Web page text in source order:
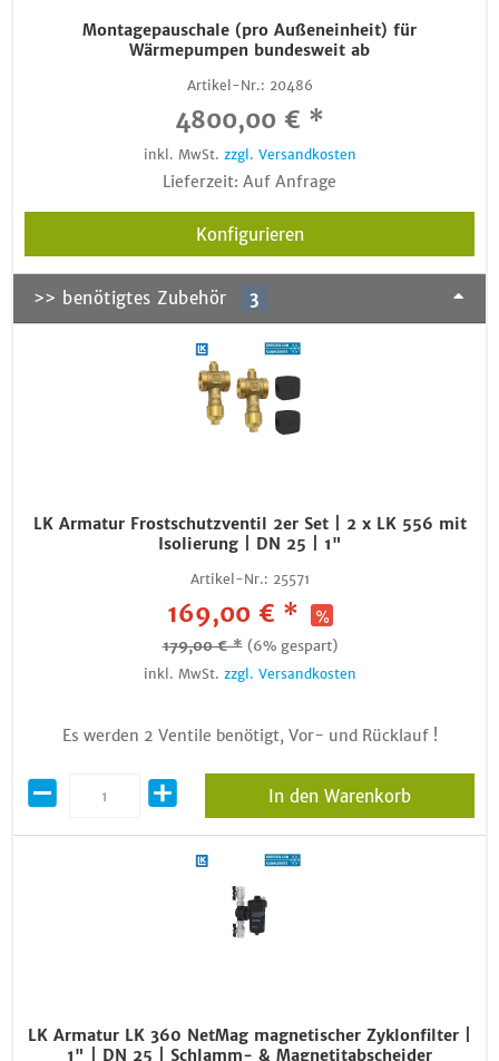
Montagepauschale (pro Außeneinheit) für
Wärmepumpen bundesweit ab
Artikel-Nr.: 20486
4800,00 € *
inkl. MwSt. zzgl. Versandkosten
Lieferzeit: Auf Anfrage
Konfigurieren
>> benötigtes Zubehör 3
LK Armatur Frostschutzventil 2er Set | 2 x LK 556 mit
Isolierung | DN 25 | 1"
Artikel-Nr.: 25571
169,00 € *
179,00 € * (6% gespart)
inkl. MwSt. zzgl. Versandkosten
Es werden 2 Ventile benötigt, Vor- und Rücklauf !
In den Warenkorb
LK Armatur LK 360 NetMag magnetischer Zyklonfilter |
1" | DN 25 | Schlamm- & Magnetitabscheider